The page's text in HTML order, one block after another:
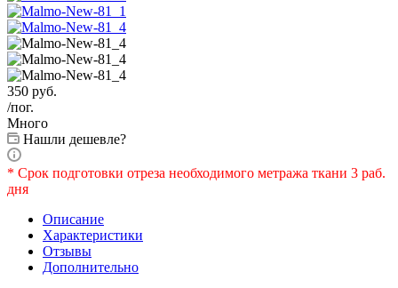
350 руб.
/пог.
Много
Нашли дешевле?
* Срок подготовки отреза необходимого метража ткани 3 раб.
дня
Описание
Характеристики
Отзывы
Дополнительно